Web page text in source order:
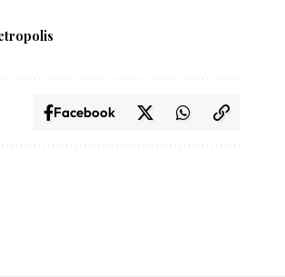
Facebook